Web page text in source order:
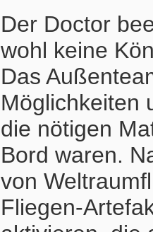
Der Doctor
wohl keine
Das
Möglichkeiten
die nötigen
Bord waren.
von
Fliegen-